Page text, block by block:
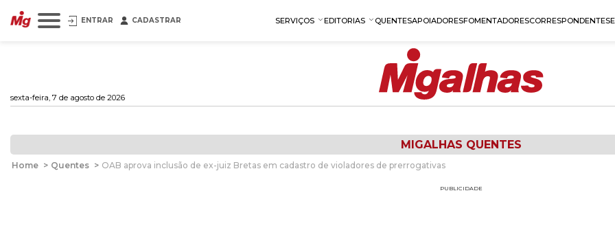
ENTRAR CADASTRAR SERVIÇOS EDITORIAS QUENTESAPOIADORESFOMENTADORESCORRESPONDENTES
sexta-feira, 7 de agosto de 2026
MIGALHAS QUENTES
Home > Quentes > OAB aprova inclusão de ex-juiz Bretas em cadastro de violadores de prerrogativas
PUBLICIDADE